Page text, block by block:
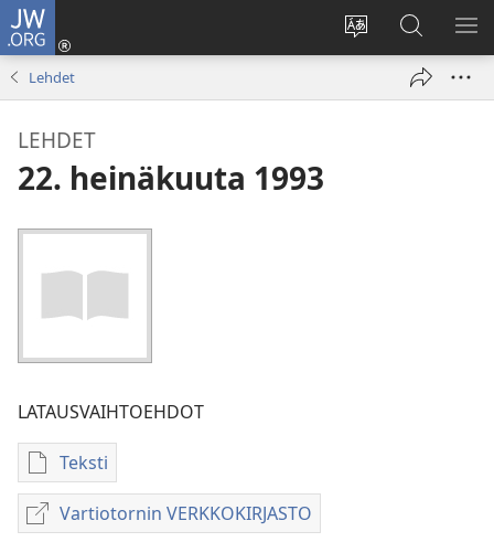
JW.ORG
Vaihda
sivuston
Kirjaudu
(avaa
Hae
JW.ORG-
sivustolta
Lehdet
LEHDET
22. heinäkuuta 1993
LATAUSVAIHTOEHDOT
Teksti
Julkaisujen
latausvaihtoehdot
LEHDET
Vartiotornin VERKKOKIRJASTO
Vartiotornin